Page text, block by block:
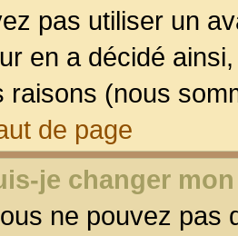
pas utiliser un
en a décidé
raisons (nous
de page
je changer
ne pouvez pas